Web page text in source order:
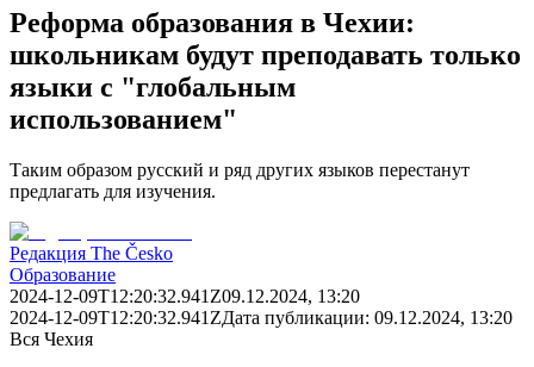
Реформа образования в Чехии:
школьникам будут преподавать только
языки с "глобальным
использованием"
Таким образом русский и ряд других языков перестанут
предлагать для изучения.
Редакция The Česko
Образование
2024-12-09T12:20:32.941Z09.12.2024, 13:20
2024-12-09T12:20:32.941ZДата публикации: 09.12.2024, 13:20
Вся Чехия